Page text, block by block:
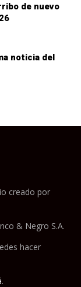
de nuevo
noticia del
creado por
& Negro S.A.
hacer
.